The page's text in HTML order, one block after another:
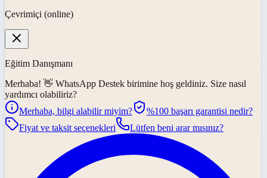
Çevrimiçi (online)
Eğitim Danışmanı
Merhaba! 👋 WhatsApp Destek birimine hoş geldiniz. Size nasıl
yardımcı olabiliriz?
Merhaba, bilgi alabilir miyim?
%100 başarı garantisi nedir?
Fiyat ve taksit seçenekleri
Lütfen beni arar mısınız?